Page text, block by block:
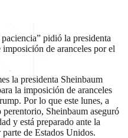
pidió la presidenta
imposición de aranceles por el
la presidenta Sheinbaum
la imposición de aranceles
Por lo que este lunes, a
perentorio, Sheinbaum aseguró
y está preparado ante la
de Estados Unidos.